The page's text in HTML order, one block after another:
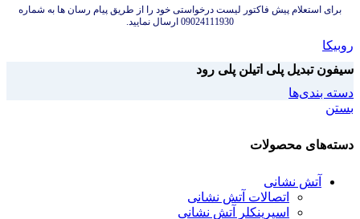
برای استعلام پیش فاکتور لیست درخواستی خود را از طریق پیام رسان ها به شماره
09024111930 ارسال نمایید.
روبیکا
سیفون تبدیل پلی اتیلن پلی رود
دسته بندی‌ها
بستن
دسته‌های محصولات
آتش نشانی
اتصالات آتش نشانی
اسپرینکلر آتش نشانی